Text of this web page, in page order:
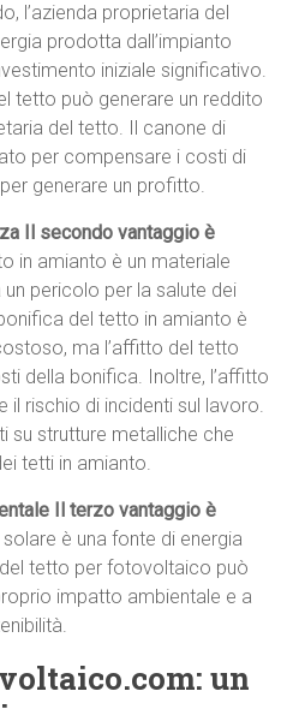
l’azienda proprietaria del
prodotta dall’impianto
iniziale significativo.
tetto può generare un reddito
del tetto. Il canone di
per compensare i costi di
generare un profitto.
Il secondo vantaggio è
in amianto è un materiale
pericolo per la salute dei
del tetto in amianto è
ma l’affitto del tetto
della bonifica. Inoltre, l’affitto
il rischio di incidenti sul lavoro.
su strutture metalliche che
tetti in amianto.
Il terzo vantaggio è
solare è una fonte di energia
tetto per fotovoltaico può
impatto ambientale e a
un